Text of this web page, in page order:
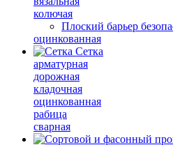
колючая
Плоский барьер
оцинкованная
Сетка
арматурная
дорожная
кладочная
оцинкованная
рабица
сварная